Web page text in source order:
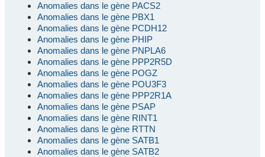
Anomalies dans le gène PACS2
Anomalies dans le gène PBX1
Anomalies dans le gène PCDH12
Anomalies dans le gène PHIP
Anomalies dans le gène PNPLA6
Anomalies dans le gène PPP2R5D
Anomalies dans le gène POGZ
Anomalies dans le gène POU3F3
Anomalies dans le gène PPP2R1A
Anomalies dans le gène PSAP
Anomalies dans le gène RINT1
Anomalies dans le gène RTTN
Anomalies dans le gène SATB1
Anomalies dans le gène SATB2